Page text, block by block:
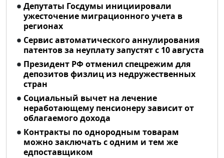
Депутаты Госдумы инициировали
ужесточение миграционного учета в
регионах
Сервис автоматического аннулирования
патентов за неуплату запустят с 10 августа
Президент РФ отменил спецрежим для
депозитов физлиц из недружественных
стран
Социальный вычет на лечение
неработающему пенсионеру зависит от
облагаемого дохода
Контракты по однородным товарам
можно заключать с одним и тем же
едпоставщиком